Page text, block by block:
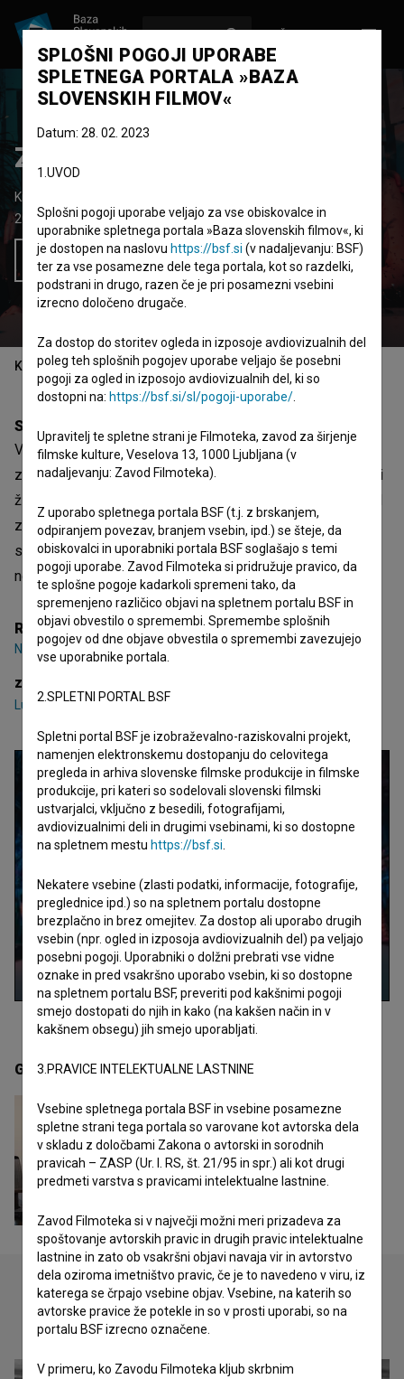
Zakulisje
Kratki igrani film
2019
Slovenija
Želim si ogledati ta film
Kazalo
Sinopsis
V dramatični pripovedi o političnem zakulisju spremljamo
zelo priljubljenega predsednika države, ki za očimi javnosti
živi življenje polno drog in mladih deklet. Ko ga na eni imed
zabav štirinajst dni pred volitvami fotografirajo, zadolži
svojega svetovalca in zaupnika, da poskrbi, da fotografije
ne pridejo v javnost.
Režija
Nik Jevšnik
zasedba
Ludvik Bagari, Toni Cahunek
Galerija(1)
Oglejte si
SPLOŠNI POGOJI UPORABE
SPLETNEGA PORTALA »BAZA
SLOVENSKIH FILMOV«
Datum: 28. 02. 2023
1.UVOD
Splošni pogoji uporabe veljajo za vse obiskovalce in
uporabnike spletnega portala »Baza slovenskih filmov«, ki
je dostopen na naslovu https://bsf.si (v nadaljevanju: BSF)
ter za vse posamezne dele tega portala, kot so razdelki,
podstrani in drugo, razen če je pri posamezni vsebini
izrecno določeno drugače.
Za dostop do storitev ogleda in izposoje avdiovizualnih del
poleg teh splošnih pogojev uporabe veljajo še posebni
pogoji za ogled in izposojo avdiovizualnih del, ki so
dostopni na: https://bsf.si/sl/pogoji-uporabe/
Upravitelj te spletne strani je Filmoteka, zavod za širjenje
filmske kulture, Veselova 13, 1000 Ljubljana (v
nadaljevanju: Zavod Filmoteka).
Z uporabo spletnega portala BSF (t.j. z brskanjem,
odpiranjem povezav, branjem vsebin, ipd.) se šteje, da
obiskovalci in uporabniki portala BSF soglašajo s temi
pogoji uporabe. Zavod Filmoteka si pridružuje pravico, da
te splošne pogoje kadarkoli spremeni tako, da
spremenjeno različico objavi na spletnem portalu BSF in
objavi obvestilo o spremembi. Spremembe splošnih
pogojev od dne objave obvestila o spremembi zavezujejo
vse uporabnike portala.
2.SPLETNI PORTAL BSF
Spletni portal BSF je izobraževalno-raziskovalni projekt,
namenjen elektronskemu dostopanju do celovitega
pregleda in arhiva slovenske filmske produkcije in filmske
produkcije, pri kateri so sodelovali slovenski filmski
ustvarjalci, vključno z besedili, fotografijami,
avdiovizualnimi deli in drugimi vsebinami, ki so dostopne
na spletnem mestu https://bsf.si
Nekatere vsebine (zlasti podatki, informacije, fotografije,
preglednice ipd.) so na spletnem portalu dostopne
brezplačno in brez omejitev. Za dostop ali uporabo drugih
vsebin (npr. ogled in izposoja avdiovizualnih del) pa veljajo
posebni pogoji. Uporabniki o dolžni prebrati vse vidne
oznake in pred vsakršno uporabo vsebin, ki so dostopne
na spletnem portalu BSF, preveriti pod kakšnimi pogoji
smejo dostopati do njih in kako (na kakšen način in v
kakšnem obsegu) jih smejo uporabljati.
3.PRAVICE INTELEKTUALNE LASTNINE
Vsebine spletnega portala BSF in vsebine posamezne
spletne strani tega portala so varovane kot avtorska dela
v skladu z določbami Zakona o avtorski in sorodnih
pravicah – ZASP (Ur. l. RS, št. 21/95 in spr.) ali kot drugi
predmeti varstva s pravicami intelektualne lastnine.
Zavod Filmoteka si v največji možni meri prizadeva za
spoštovanje avtorskih pravic in drugih pravic intelektualne
lastnine in zato ob vsakršni objavi navaja vir in avtorstvo
dela oziroma imetništvo pravic, če je to navedeno v viru, iz
katerega se črpajo vsebine objav. Vsebine, na katerih so
avtorske pravice že potekle in so v prosti uporabi, so na
portalu BSF izrecno označene.
V primeru, ko Zavodu Filmoteka kljub skrbnim